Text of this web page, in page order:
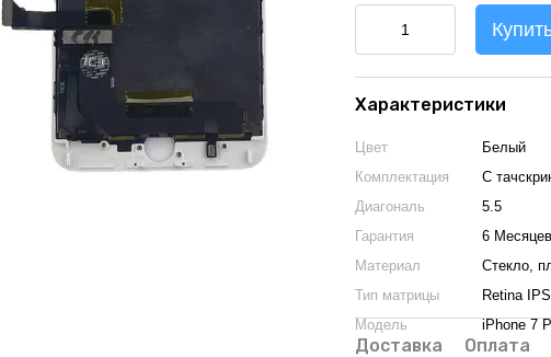
Характеристики
Цвет
Белый
Комплектация
С
Диагональ
5.5
Гарантия
6 Месяцев
Материал
Стекло,
Тип матрицы
Retina IPS
Модель
iPhone 7
Доставка Оплата